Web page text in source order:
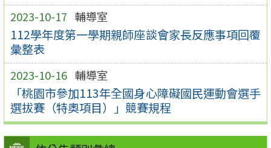
2023-10-17 輔導室
112學年度第一學期親師座談會家長反應事項回覆
彙整表
2023-10-16 輔導室
「桃園市參加113年全國身心障礙國民運動會選手
選拔賽（特奧項目）」競賽規程